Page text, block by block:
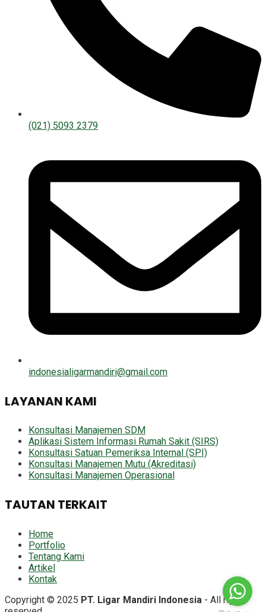
(021) 5093 2379
indonesialigarmandiri@gmail.com
LAYANAN KAMI
Konsultasi Manajemen SDM
Aplikasi Sistem Informasi Rumah Sakit (SIRS)
Konsultasi Satuan Pemeriksa Internal (SPI)
Konsultasi Manajemen Mutu (Akreditasi)
Konsultasi Manajemen Operasional
TAUTAN TERKAIT
Home
Portfolio
Tentang Kami
Artikel
Kontak
Copyright © 2025 PT. Ligar Mandiri Indonesia - All right